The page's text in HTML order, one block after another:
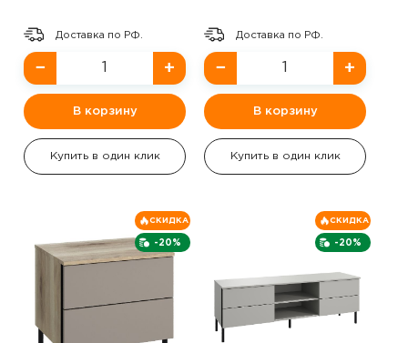
Доставка по РФ.
− +
В корзину
Купить в один клик
Доставка по РФ.
− +
В корзину
Купить в один клик
-20%
СКИДКА
-20%
СКИДКА